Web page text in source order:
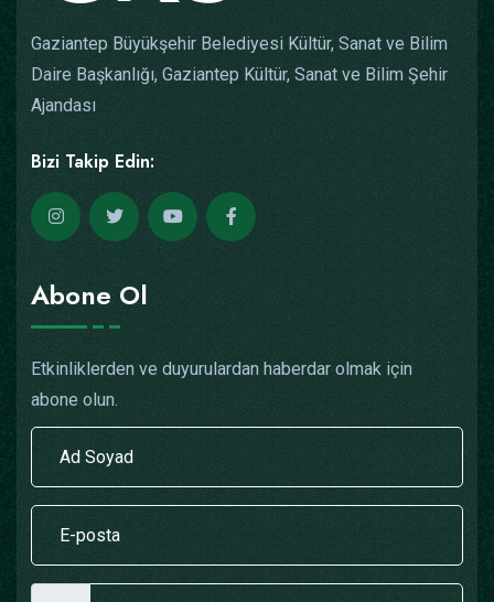
Gaziantep Büyükşehir Belediyesi Kültür, Sanat ve Bilim
Daire Başkanlığı, Gaziantep Kültür, Sanat ve Bilim Şehir
Ajandası
Bizi Takip Edin:
Abone Ol
Etkinliklerden ve duyurulardan haberdar olmak için
abone olun.